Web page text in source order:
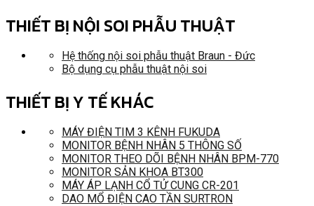
THIẾT BỊ NỘI SOI PHẪU THUẬT
Hệ thống nội soi phẫu thuật Braun - Đức
Bộ dụng cụ phẫu thuật nội soi
THIẾT BỊ Y TẾ KHÁC
MÁY ĐIỆN TIM 3 KÊNH FUKUDA
MONITOR BỆNH NHÂN 5 THÔNG SỐ
MONITOR THEO DÕI BỆNH NHÂN BPM-770
MONITOR SẢN KHOA BT300
MÁY ÁP LẠNH CỔ TỬ CUNG CR-201
DAO MỔ ĐIỆN CAO TẦN SURTRON